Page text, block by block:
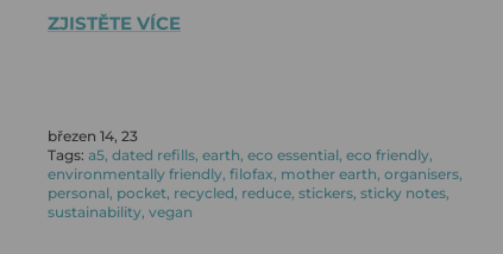
ZJISTĚTE VÍCE
březen 14, 23
Tags: a5 dated refills earth eco essential eco friendly
environmentally friendly filofax mother earth organisers
personal pocket recycled reduce stickers sticky notes
sustainability vegan